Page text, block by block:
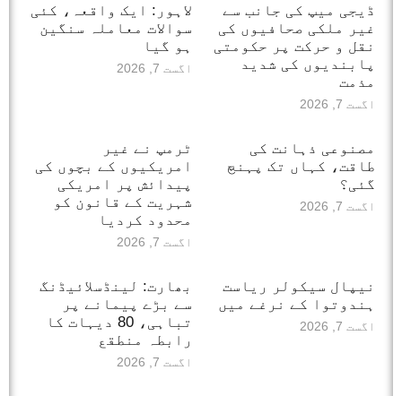
ڈیجی میپ کی جانب سے
غیر ملکی صحافیوں کی
نقل و حرکت پر حکومتی
پابندیوں کی شدید
مذمت
اگست 7, 2026
لاہور: ایک واقعہ، کئی
سوالات معاملہ سنگین
ہو گیا
اگست 7, 2026
مصنوعی ذہانت کی
طاقت، کہاں تک پہنچ
گئی؟
اگست 7, 2026
ٹرمپ نے غیر
امریکیوں کے بچوں کی
پیدائش پر امریکی
شہریت کے قانون کو
محدود کردیا
اگست 7, 2026
نیپال سیکولر ریاست
ہندوتوا کے نرغے میں
اگست 7, 2026
بھارت: لینڈسلائیڈنگ
سے بڑے پیمانے پر
تباہی، 80 دیہات کا
رابطہ منطقع
اگست 7, 2026